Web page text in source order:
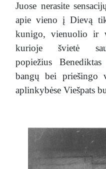
Juose nerasite
apie vieno į Dievą
kunigo, vienuolio ir
kurioje švietė
popiežius
bangų bei priešingo
aplinkybėse Viešpats